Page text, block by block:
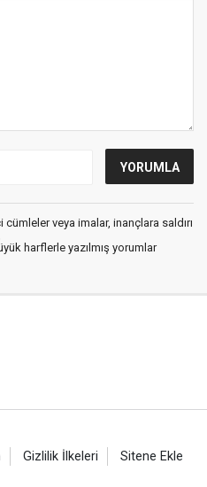
veya imalar, inançlara saldırı
harflerle yazılmış yorumlar
Gizlilik İlkeleri Sitene Ekle